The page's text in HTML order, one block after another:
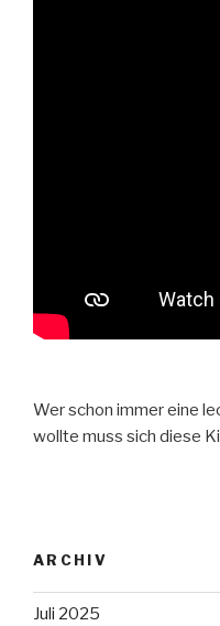
Wer schon immer eine
wollte muss sich diese
ARCHIV
Juli 2025